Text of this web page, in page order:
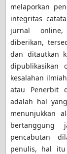
melaporkan
integritas
jurnal online,
diberikan,
dan ditautkan
dipublikasikan
kesalahan
atau Penerbit
adalah hal
menunjukkan
bertanggung
pencabutan
penulis, hal